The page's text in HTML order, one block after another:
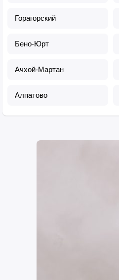
Горагорский
Бено-Юрт
Ачхой-Мартан
Алпатово